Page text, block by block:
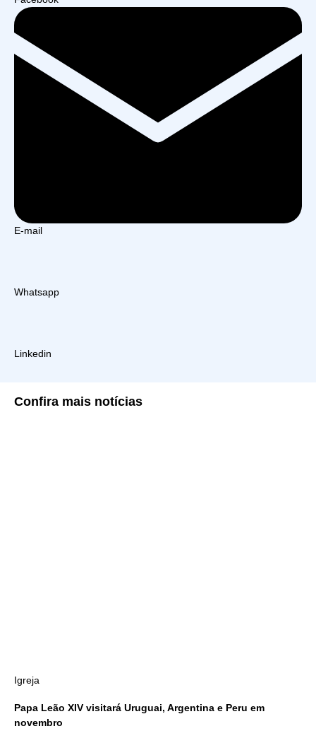
E-mail
Whatsapp
Linkedin
Confira mais notícias
Igreja
Papa Leão XIV visitará Uruguai, Argentina e Peru em
novembro